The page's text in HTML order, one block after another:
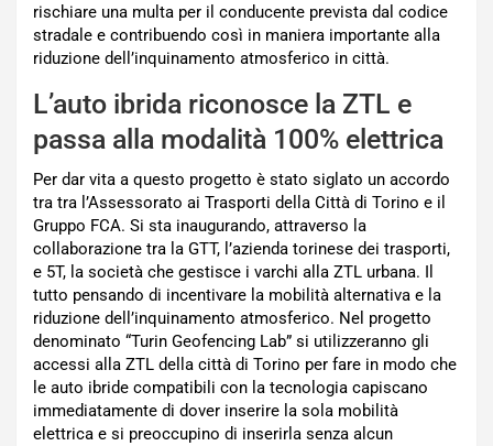
rischiare una multa per il conducente prevista dal codice
stradale e contribuendo così in maniera importante alla
riduzione dell’inquinamento atmosferico in città.
L’auto ibrida riconosce la ZTL e
passa alla modalità 100% elettrica
Per dar vita a questo progetto è stato siglato un accordo
tra tra l’Assessorato ai Trasporti della Città di Torino e il
Gruppo FCA. Si sta inaugurando, attraverso la
collaborazione tra la GTT, l’azienda torinese dei trasporti,
e 5T, la società che gestisce i varchi alla ZTL urbana. Il
tutto pensando di incentivare la mobilità alternativa e la
riduzione dell’inquinamento atmosferico. Nel progetto
denominato “Turin Geofencing Lab” si utilizzeranno gli
accessi alla ZTL della città di Torino per fare in modo che
le auto ibride compatibili con la tecnologia capiscano
immediatamente di dover inserire la sola mobilità
elettrica e si preoccupino di inserirla senza alcun